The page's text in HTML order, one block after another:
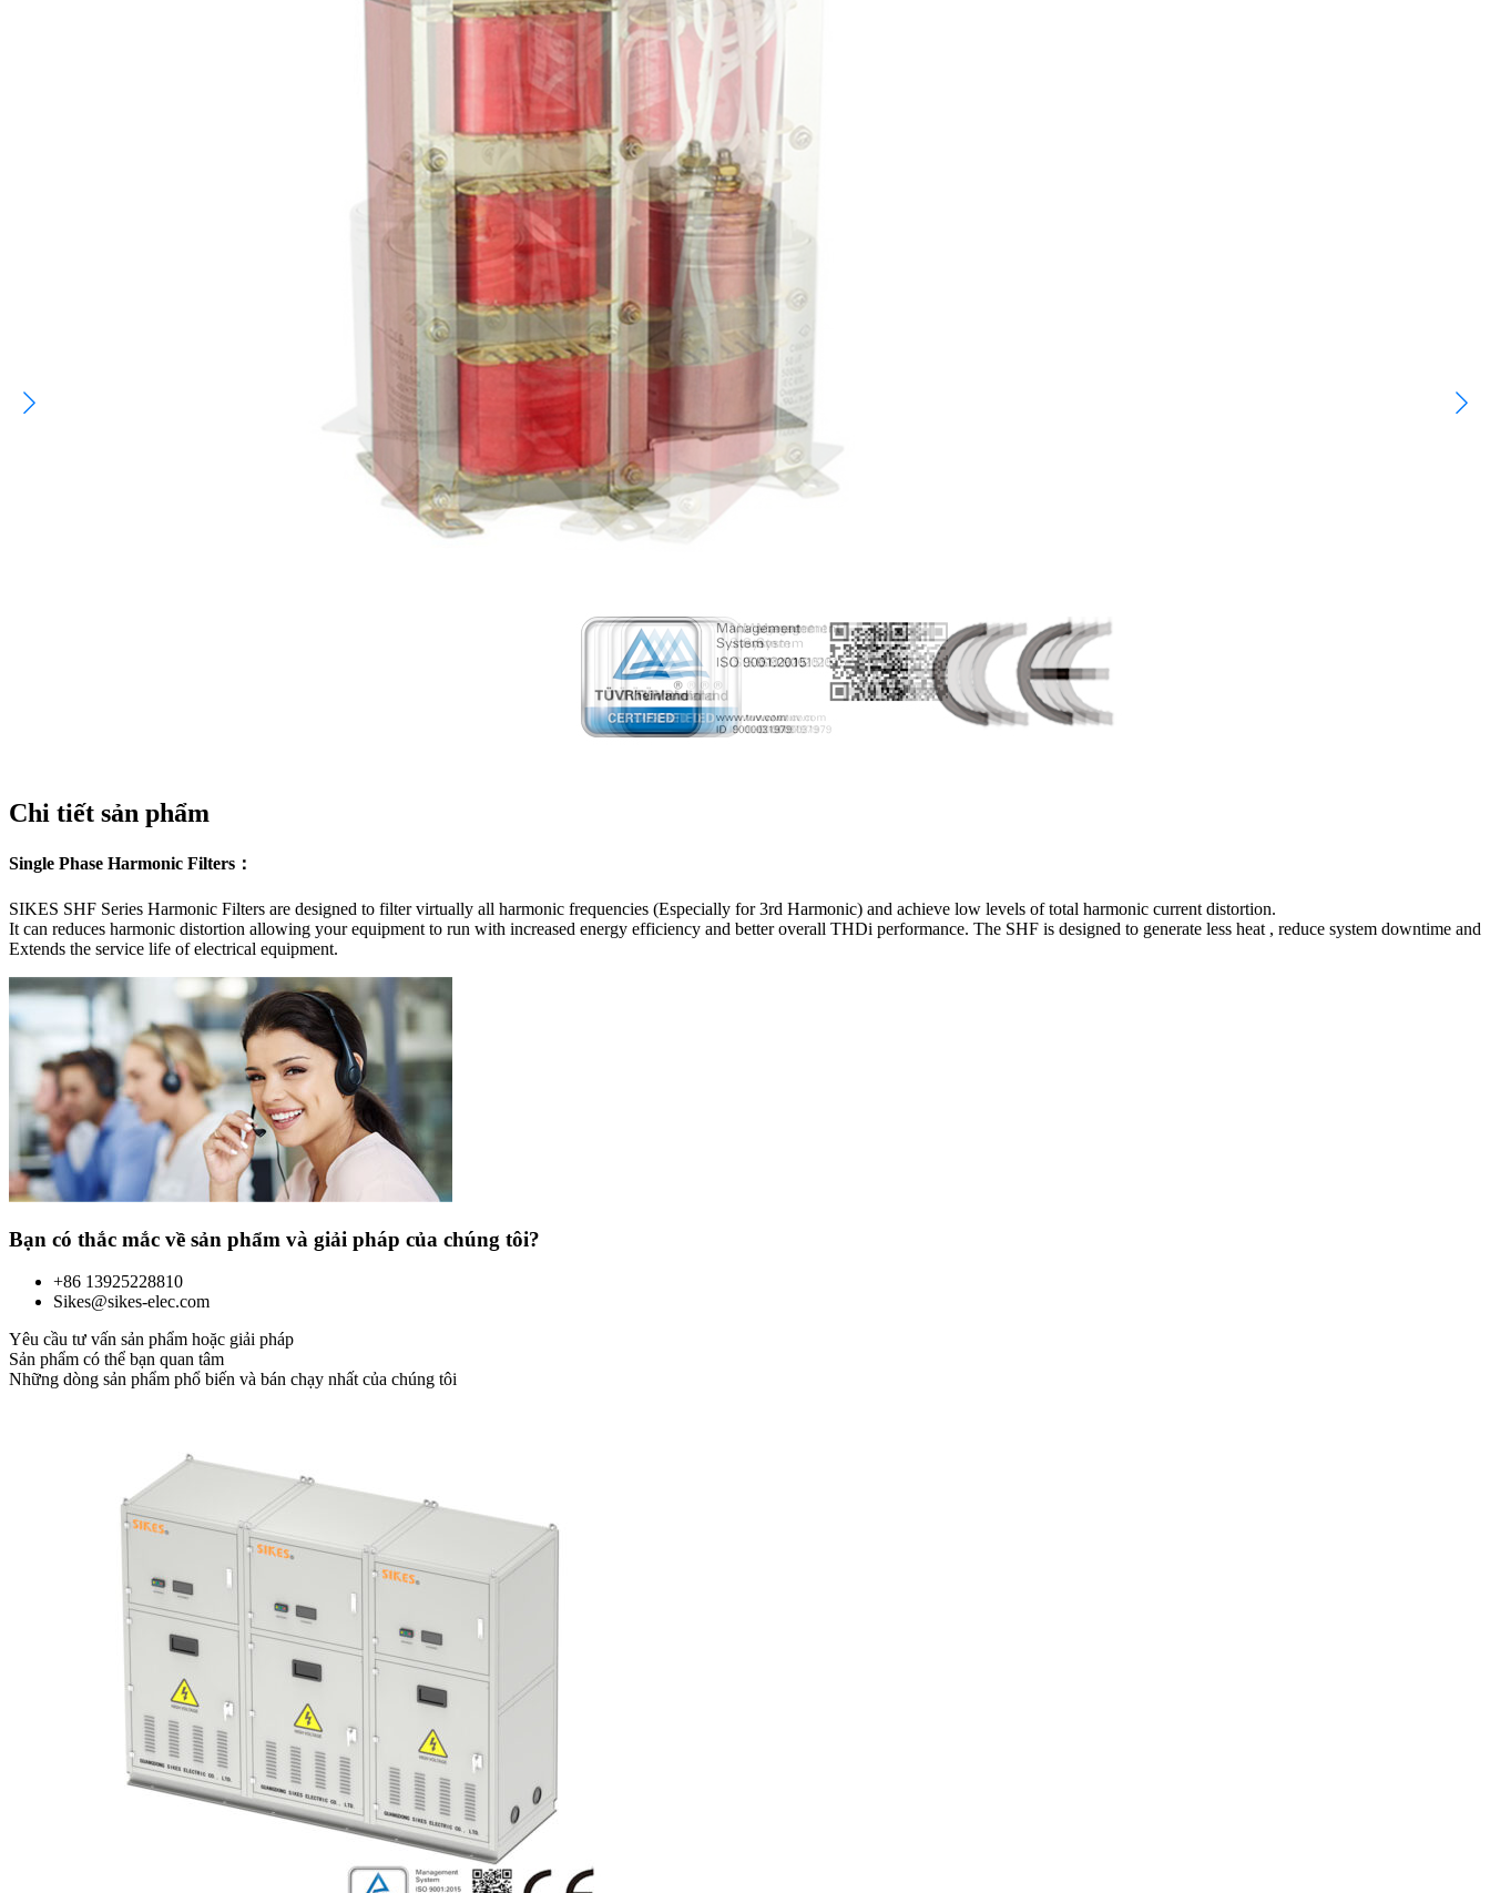
Chi tiết sản phẩm
Single Phase Harmonic Filters：
SIKES SHF Series Harmonic Filters are designed to filter virtually all harmonic frequencies (Especially for 3rd Harmonic) and achieve low levels of total harmonic current distortion.
It can reduces harmonic distortion allowing your equipment to run with increased energy efficiency and better overall THDi performance. The SHF is designed to generate less heat , reduce system downtime and
Extends the service life of electrical equipment.
Bạn có thắc mắc về sản phẩm và giải pháp của chúng tôi?
+86 13925228810
Sikes@sikes-elec.com
Yêu cầu tư vấn sản phẩm hoặc giải pháp
Sản phẩm có thể bạn quan tâm
Những dòng sản phẩm phổ biến và bán chạy nhất của chúng tôi